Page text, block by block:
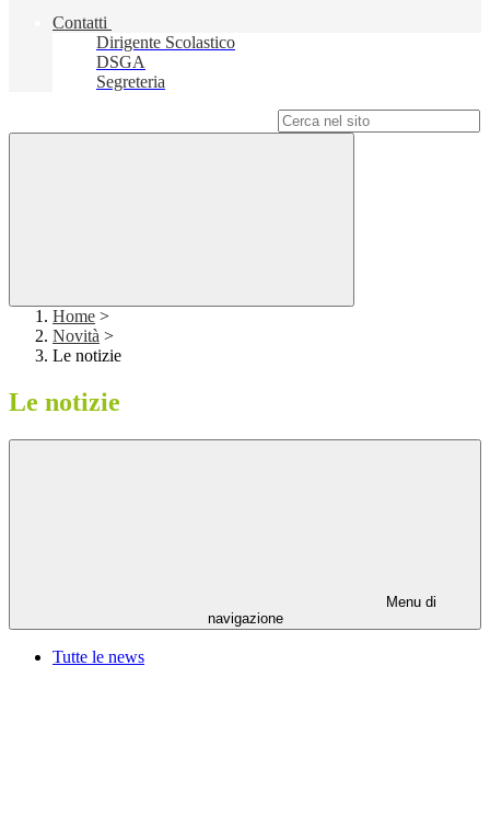
Contatti
Dirigente Scolastico
DSGA
Segreteria
Home >
Novità >
Le notizie
Le notizie
Menu di
navigazione
Tutte le news